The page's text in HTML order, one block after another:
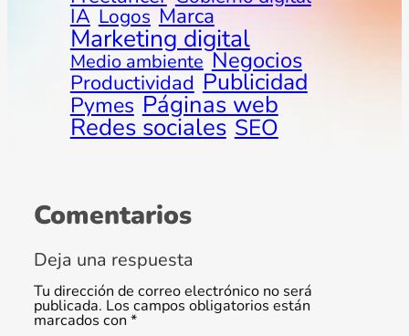
IA Logos Marca
Marketing digital
Medio ambiente Negocios
Productividad Publicidad
Pymes Páginas web
Redes sociales SEO
Comentarios
Deja una respuesta
Tu dirección de correo electrónico no será
publicada. Los campos obligatorios están
marcados con *